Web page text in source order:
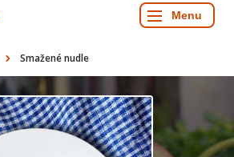
Smažené nudle